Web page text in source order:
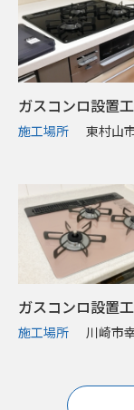
ガスコンロ設置
施工場所 東村山
ガスコンロ設置
施工場所 川崎市